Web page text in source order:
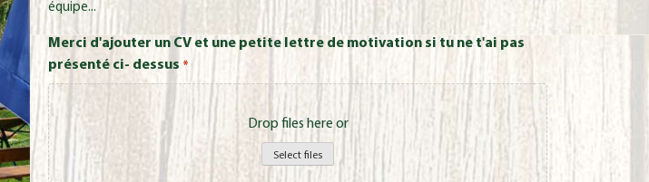
équipe...
Merci d'ajouter un CV et une petite lettre de motivation si tu ne t'ai pas
présenté ci- dessus *
Drop files here or
Select files